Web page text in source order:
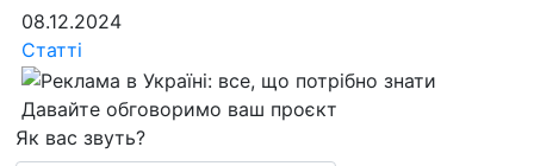
08.12.2024
Статті
Давайте обговоримо ваш проєкт
Як вас звуть?